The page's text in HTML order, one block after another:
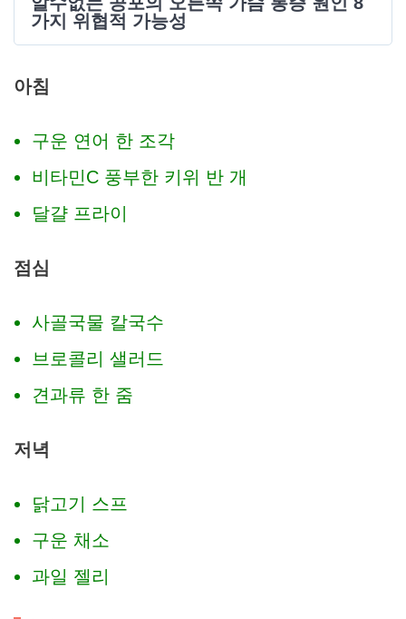
가지 위협적 가능성
아침
구운 연어 한 조각
비타민C 풍부한 키위 반 개
달걀 프라이
점심
사골국물 칼국수
브로콜리 샐러드
견과류 한 줌
저녁
닭고기 스프
구운 채소
과일 젤리